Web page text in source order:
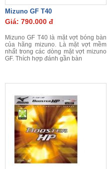
Mizuno GF T40
Giá: 790.000 đ
Mizuno GF T40 là mặt vợt bóng bàn
của hãng mizuno. Là mặt vợt mềm
nhất trong các dòng mặt vợt mizuno
GF. Thích hợp đánh gần bàn